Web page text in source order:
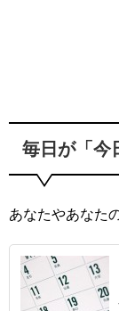
毎日が「今
あなたやあなた